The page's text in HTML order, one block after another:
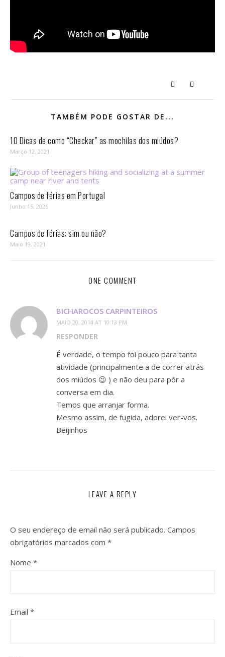
TAMBÉM PODE GOSTAR DE...
10 Dicas de como “Checkar” as mochilas dos miúdos?
Março 12, 2021
Campos de férias em Portugal
Junho 15, 2026
Campos de férias: sim ou não?
Maio 19, 2021
ONE COMMENT
BICHAROCOS CARPINTEIROS
MAIO 20, 2014 AT 10:13 PM
RESPONDER
É verdade, o tempo foi pouco para tanta
atividade (principalmente a de correr atrás
dos miúdos 😉 ) e não deu para pôr a
conversa em dia.
Temos que arranjar forma.
Mesmo assim, de fugida, adorei ver-vos.
Beijinhos
LEAVE A REPLY
O seu endereço de email não será publicado. Campos
obrigatórios marcados com *
Nome *
Email *